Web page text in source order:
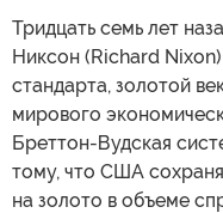
Тридцать семь лет
Никсон (Richard
стандарта, золотой
мирового
Бреттон-Вудская
тому, что США
на золото в объеме